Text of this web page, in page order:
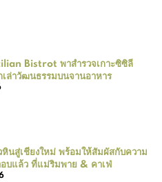
Bistrot พาสำรวจเกาะซิซิลี
ล่าวัฒนธรรมบนจานอาหาร
นสู่เชียงใหม่ พร้อมให้สัมผัสกับความ
บแล้ว ที่แม่ริมพาย & คาเฟ่